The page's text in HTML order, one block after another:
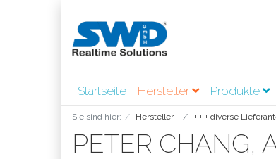
Startseite Hersteller Produkte
Sie sind hier: Hersteller + + + diverse
PETER CHANG,